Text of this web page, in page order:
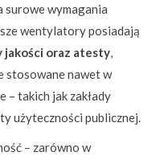
surowe wymagania
wentylatory posiadają
jakości oraz atesty
stosowane nawet w
– takich jak zakłady
użyteczności publicznej.
– zarówno w